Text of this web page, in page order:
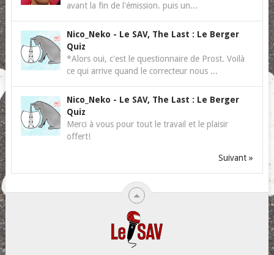
avant la fin de l'émission. puis un...
Nico_Neko - Le SAV, The Last : Le Berger
Quiz
*Alors oui, c'est le questionnaire de Prost. Voilà
ce qui arrive quand le correcteur nous ...
Nico_Neko - Le SAV, The Last : Le Berger
Quiz
Merci à vous pour tout le travail et le plaisir
offert!
Suivant »